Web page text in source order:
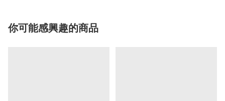
你可能感興趣的商品